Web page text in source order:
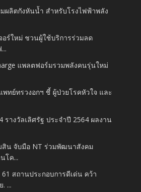
ผลิตกังหันน้ำ สำหรับโรงไฟฟ้าพลัง
อร์ใหม่ ชวนผู้ใช้บริการร่วมลด
แพลตฟอร์มรวมพลังคนรุ่นใหม่
ทย์ทรวงอกฯ ชี้ ผู้ป่วยโรคหัวใจ และ
รางวัลเลิศรัฐ ประจำปี 2564 ผลงาน
สิน จับมือ NT ร่วมพัฒนาสังคม
โค...
61 สถานประกอบการดีเด่น คว้า
. ...